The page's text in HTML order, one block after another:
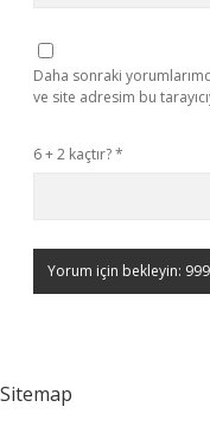
Daha sonraki
ve site adresim bu
6 + 2 kaçtır?*
Sitemap